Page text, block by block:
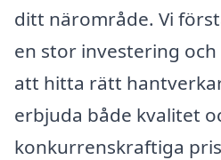
ditt närområde. Vi
en stor investering
att hitta rätt
erbjuda både kvalitet
konkurrenskraftiga